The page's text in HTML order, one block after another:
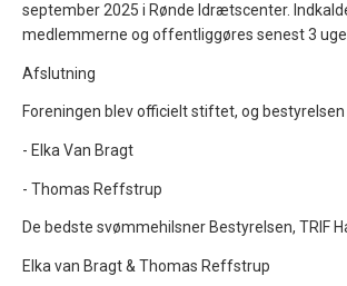
september 2025 i Rønde Idrætscenter.
medlemmerne og offentliggøres senest 3
Afslutning
Foreningen blev officielt stiftet, og
- Elka Van Bragt
- Thomas Reffstrup
De bedste svømmehilsner Bestyrelsen, TRIF
Elka van Bragt & Thomas Reffstrup